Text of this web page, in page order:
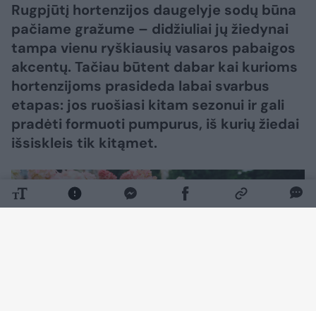
Rugpjūtį hortenzijos daugelyje sodų būna
pačiame gražume – didžiuliai jų žiedynai
tampa vienu ryškiausių vasaros pabaigos
akcentų. Tačiau būtent dabar kai kurioms
hortenzijoms prasideda labai svarbus
etapas: jos ruošiasi kitam sezonui ir gali
pradėti formuoti pumpurus, iš kurių žiedai
išsiskleis tik kitąmet.